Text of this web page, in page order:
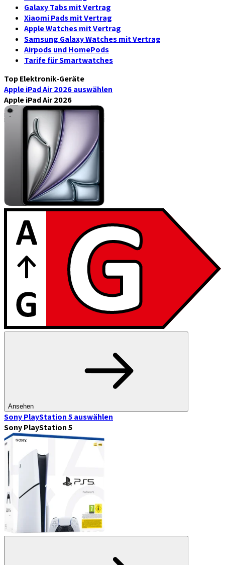
Galaxy Tabs mit Vertrag
Xiaomi Pads mit Vertrag
Apple Watches mit Vertrag
Samsung Galaxy Watches mit Vertrag
Airpods und HomePods
Tarife für Smartwatches
Top Elektronik-Geräte
Apple iPad Air 2026auswählen
Apple iPad Air 2026
Ansehen
Sony PlayStation 5auswählen
Sony PlayStation 5